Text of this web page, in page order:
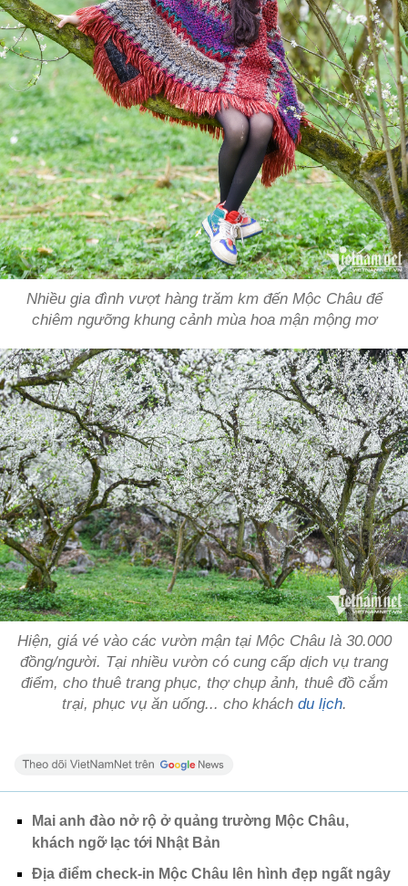
Nhiều gia đình vượt hàng trăm km đến Mộc Châu để
chiêm ngưỡng khung cảnh mùa hoa mận mộng mơ
Hiện, giá vé vào các vườn mận tại Mộc Châu là 30.000
đồng/người. Tại nhiều vườn có cung cấp dịch vụ trang
điểm, cho thuê trang phục, thợ chụp ảnh, thuê đồ cắm
trại, phục vụ ăn uống... cho khách du lịch.
Mai anh đào nở rộ ở quảng trường Mộc Châu,
khách ngỡ lạc tới Nhật Bản
Địa điểm check-in Mộc Châu lên hình đẹp ngất ngây